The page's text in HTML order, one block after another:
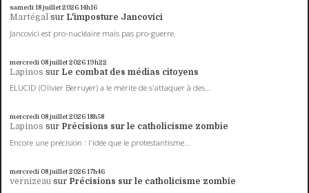
samedi 18juillet 202614h16
Martégal sur L'imposture Jancovici
Jancovici est pro-nucléaire mais pas pro-guerre.
mercredi 08juillet 202619h22
Lapinos sur Le combat des médias citoyens
ELUCID (Olivier Berruyer) a le mérite de s'attaquer à des...
mercredi 08juillet 202618h58
Lapinos sur Précisions sur le catholicisme zombie
Encore une précision : l'idée que le protestantisme...
mercredi 08juillet 202617h46
vernizeau sur Précisions sur le catholicisme zombie